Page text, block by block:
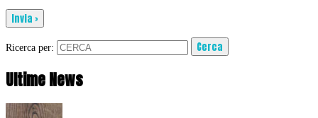
Ricerca per:
Ultime News